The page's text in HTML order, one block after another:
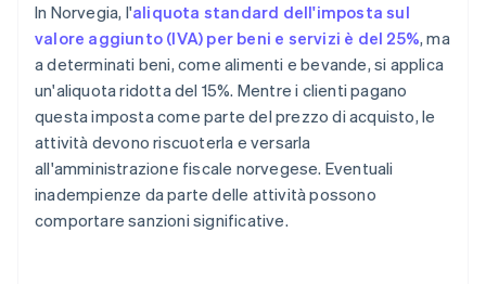
In Norvegia, l'aliquota standard dell'imposta sul
valore aggiunto (IVA) per beni e servizi è del 25%, ma
a determinati beni, come alimenti e bevande, si applica
un'aliquota ridotta del 15%. Mentre i clienti pagano
questa imposta come parte del prezzo di acquisto, le
attività devono riscuoterla e versarla
all'amministrazione fiscale norvegese. Eventuali
inadempienze da parte delle attività possono
comportare sanzioni significative.